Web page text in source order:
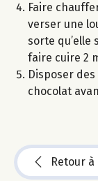
Faire
verser une
sorte
faire cuire 2
Disposer
chocolat
Retour